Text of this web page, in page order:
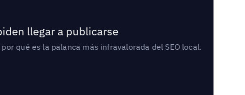
llegar a publicarse
qué es la palanca más infravalorada del SEO local.